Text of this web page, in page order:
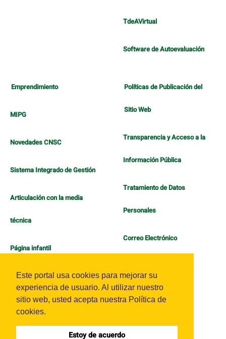
Este portal usa cookies para mejorar su
experiencia de usuario. Al utilizar nuestro
sitio web, usted acepta nuestra Política de
cookies.
Estoy de acuerdo
TdeAVirtual
Software de Autoevaluación
Emprendimiento
MIPG
Novedades CNSC
Sistema Integrado de Gestión
Articulación con la media
técnica
Página infantil
Políticas de Publicación del
Sitio Web
Transparencia y Acceso a la
Información Pública
Tratamiento de Datos
Personales
Correo Electrónico